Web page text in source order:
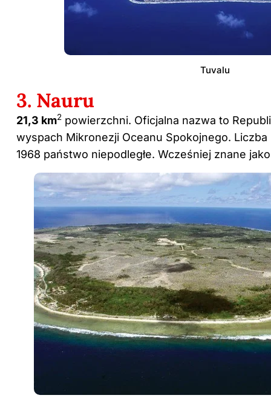
Tuvalu
3. Nauru
21,3 km2 powierzchni. Oficjalna nazwa to
wyspach Mikronezji Oceanu Spokojnego.
1968 państwo niepodległe. Wcześniej znane